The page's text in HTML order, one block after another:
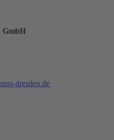
GmbH
dresden.de